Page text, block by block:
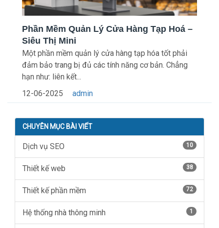
Phần Mềm Quản Lý Cửa Hàng Tạp Hoá –
Siêu Thị Mini
Một phần mềm quản lý cửa hàng tạp hóa tốt phải
đảm bảo trang bị đủ các tính năng cơ bản. Chẳng
hạn như: liên kết...
12-06-2025
admin
CHUYÊN MỤC BÀI VIẾT
Dịch vụ SEO 10
Thiết kế web 38
Thiết kế phần mềm 72
Hệ thống nhà thông minh 1